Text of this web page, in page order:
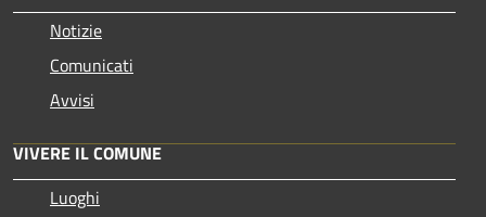
Notizie
Comunicati
Avvisi
VIVERE IL COMUNE
Luoghi